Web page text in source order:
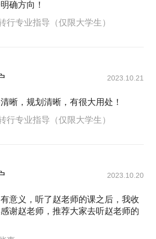
确方向！
行专业指导（仅限大学生）
2023.10.21
晰，规划清晰，有很大用处！
行专业指导（仅限大学生）
2023.10.20
意义，听了赵老师的课之后，我收
谢赵老师，推荐大家去听赵老师的